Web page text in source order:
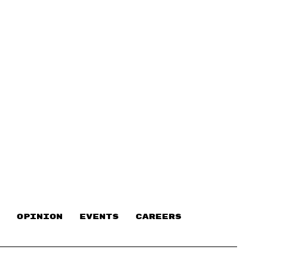
OPINION EVENTS CAREERS